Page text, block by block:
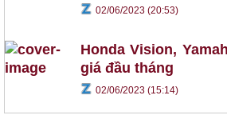
02/06/2023 (20:53)
Honda Vision,
giá đầu tháng
02/06/2023 (15:14)